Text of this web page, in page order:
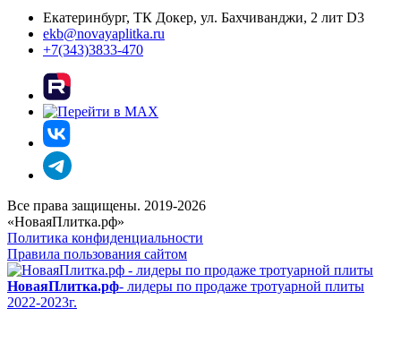
Екатеринбург, ТК Докер, ул. Бахчиванджи, 2 лит D3
ekb@novayaplitka.ru
+7(343)3833-470
Все права защищены. 2019-2026
«НоваяПлитка.рф»
Политика конфиденциальности
Правила пользования сайтом
НоваяПлитка.рф- лидеры по продаже тротуарной плиты
2022-2023г.